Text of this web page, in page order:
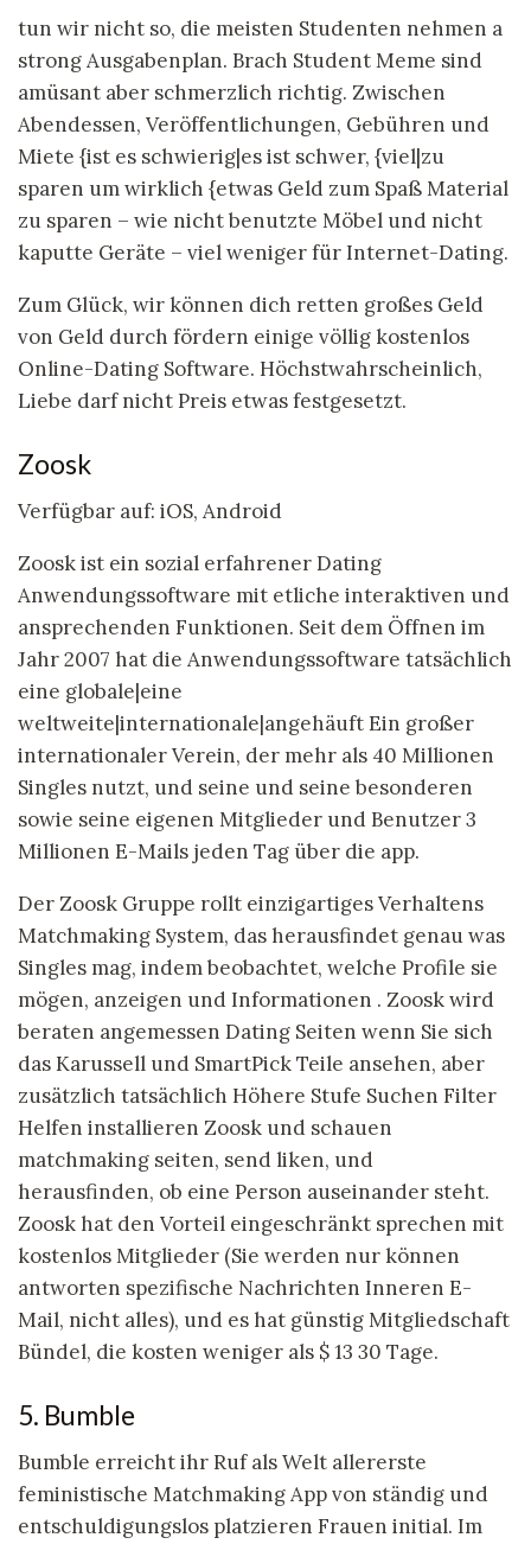
tun wir nicht so, die meisten Studenten nehmen a
strong Ausgabenplan. Brach Student Meme sind
amüsant aber schmerzlich richtig. Zwischen
Abendessen, Veröffentlichungen, Gebühren und
Miete {ist es schwierig|es ist schwer, {viel|zu
sparen um wirklich {etwas Geld zum Spaß Material
zu sparen – wie nicht benutzte Möbel und nicht
kaputte Geräte – viel weniger für Internet-Dating.
Zum Glück, wir können dich retten großes Geld
von Geld durch fördern einige völlig kostenlos
Online-Dating Software. Höchstwahrscheinlich,
Liebe darf nicht Preis etwas festgesetzt.
Zoosk
Verfügbar auf: iOS, Android
Zoosk ist ein sozial erfahrener Dating
Anwendungssoftware mit etliche interaktiven und
ansprechenden Funktionen. Seit dem Öffnen im
Jahr 2007 hat die Anwendungssoftware tatsächlich
eine globale|eine
weltweite|internationale|angehäuft Ein großer
internationaler Verein, der mehr als 40 Millionen
Singles nutzt, und seine und seine besonderen
sowie seine eigenen Mitglieder und Benutzer 3
Millionen E-Mails jeden Tag über die app.
Der Zoosk Gruppe rollt einzigartiges Verhaltens
Matchmaking System, das herausfindet genau was
Singles mag, indem beobachtet, welche Profile sie
mögen, anzeigen und Informationen . Zoosk wird
beraten angemessen Dating Seiten wenn Sie sich
das Karussell und SmartPick Teile ansehen, aber
zusätzlich tatsächlich Höhere Stufe Suchen Filter
Helfen installieren Zoosk und schauen
matchmaking seiten, send liken, und
herausfinden, ob eine Person auseinander steht.
Zoosk hat den Vorteil eingeschränkt sprechen mit
kostenlos Mitglieder (Sie werden nur können
antworten spezifische Nachrichten Inneren E-
Mail, nicht alles), und es hat günstig Mitgliedschaft
Bündel, die kosten weniger als $ 13 30 Tage.
5. Bumble
Bumble erreicht ihr Ruf als Welt allererste
feministische Matchmaking App von ständig und
entschuldigungslos platzieren Frauen initial. Im